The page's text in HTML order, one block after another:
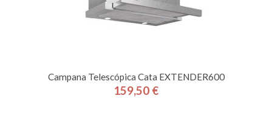
Campana Telescópica Cata EXTENDER600
Precio
159,50 €